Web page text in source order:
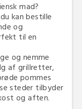
mad?
kan bestille
og
til en
og nemme
af grillretter,
pommes
steder tilbyder
og aften.